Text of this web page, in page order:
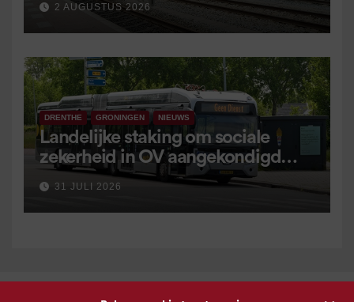
2 AUGUSTUS 2026
DRENTHE GRONINGEN NIEUWS
Landelijke staking om sociale
zekerheid in OV aangekondigd
voor 9 september
31 JULI 2026